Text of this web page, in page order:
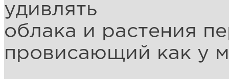
удивлять
облака и растения
провисающий как у